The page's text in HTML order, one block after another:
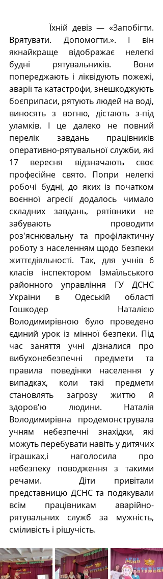
Врятувати. Допомогти.». І він
якнайкраще відображає нелегкі
будні рятувальників. Вони
попереджають і ліквідують пожежі,
аварії та катастрофи, знешкоджують
боєприпаси, рятують людей на воді,
виносять з вогню, дістають з-під
уламків. І це далеко не повний
перелік завдань працівників
оперативно-рятувальної служби, які
17 вересня відзначають своє
професійне свято. Попри нелегкі
робочі будні, до яких із початком
воєнної агресії додалось чимало
складних завдань, рятівники не
забувають проводити
роз'яснювальну та профілактичну
роботу з населенням щодо безпеки
життєдіяльності. Так, для учнів 6
класів інспектором Ізмаїльського
районного управління ГУ ДСНС
України в Одеській області
Гошкодер Наталією
Володимирівною було проведено
єдиний урок із мінної безпеки. Під
час заняття учні дізналися про
вибухонебезпечні предмети та
правила поведінки населення у
випадках, коли такі предмети
становлять загрозу життю й
здоров'ю людини. Наталія
Володимирівна продемонструвала
учням небезпечні знахідки, які
можуть перебувати навіть у дитячих
іграшках,і наголосила про
небезпеку поводження з такими
речами.  Діти привітали
представницю ДСНС та подякували
всім працівникам аварійно-
рятувальних служб за мужність,
сміливість і рішучість.